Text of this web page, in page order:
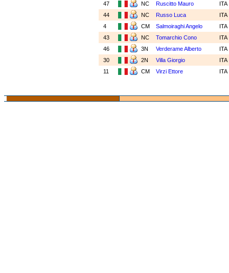
47
NC Ruscitto Mauro
ITA
44
NC Russo Luca
ITA
4
CM Salmoiraghi Angelo
ITA
43
NC Tomarchio Cono
ITA
46
3N Verderame Alberto
ITA
30
2N Villa Giorgio
ITA
11
CM Virzi Ettore ITA